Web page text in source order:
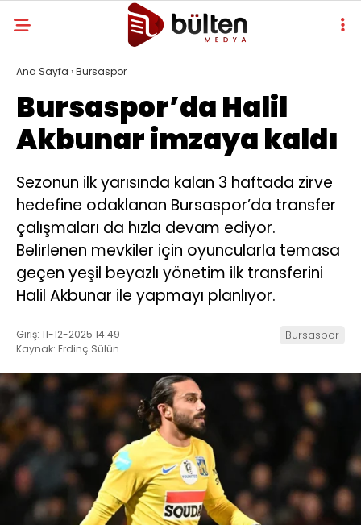
Ana Sayfa ›Bursaspor
Bursaspor’da Halil
Akbunar imzaya kaldı
Sezonun ilk yarısında kalan 3 haftada zirve
hedefine odaklanan Bursaspor’da transfer
çalışmaları da hızla devam ediyor.
Belirlenen mevkiler için oyuncularla temasa
geçen yeşil beyazlı yönetim ilk transferini
Halil Akbunar ile yapmayı planlıyor.
Giriş: 11-12-2025 14:49
Kaynak: Erdinç Sülün
Bursaspor